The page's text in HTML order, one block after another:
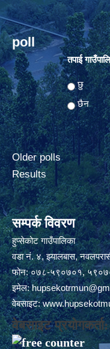
poll
तपाई
Choices
छु
छैन
Older polls
Results
सम्पर्क विवरण
हुप्सेकोट गाउँपालिका
वडा नं. ४, झ्यालबास,
फोन: ०७८-५९०७०१,
इमेल:
वेबसाइट:
वेबसाइट प्रयोगकर्ता: